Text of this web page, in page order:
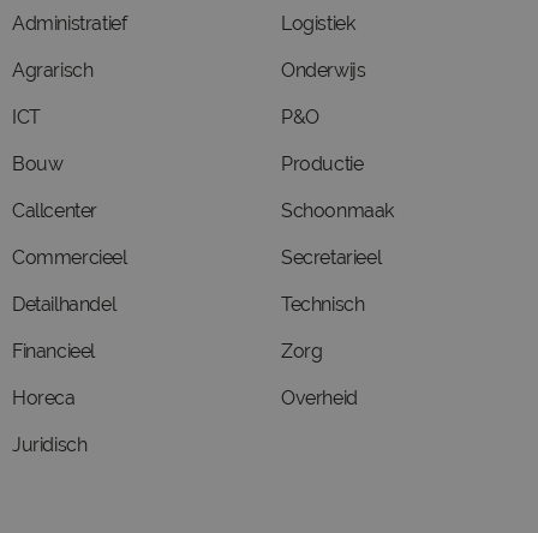
Administratief
Agrarisch
ICT
Bouw
Callcenter
Commercieel
Detailhandel
Financieel
Horeca
Juridisch
Logistiek
Onderwijs
P&O
Productie
Schoonmaak
Secretarieel
Technisch
Zorg
Overheid